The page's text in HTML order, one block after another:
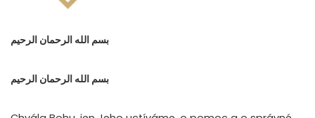
بسم الله الرحمان الرحيم
بسم الله الرحمان الرحيم